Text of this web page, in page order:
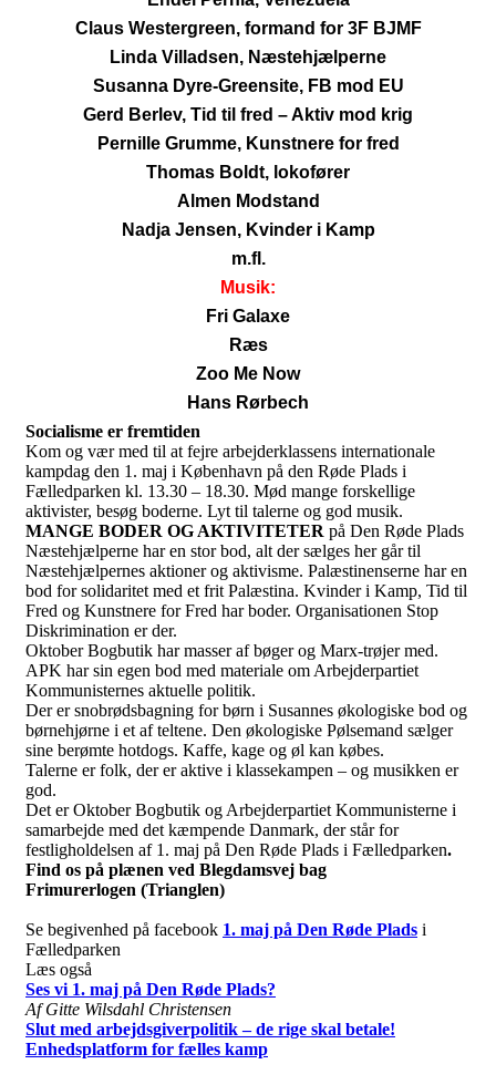
Claus Westergreen, formand for 3F BJMF
Linda Villadsen, Næstehjælperne
Susanna Dyre-Greensite, FB mod EU
Gerd Berlev, Tid til fred – Aktiv mod krig
Pernille Grumme, Kunstnere for fred
Thomas Boldt, lokofører
Almen Modstand
Nadja Jensen, Kvinder i Kamp
m.fl.
Musik:
Fri Galaxe
Ræs
Zoo Me Now
Hans Rørbech
Socialisme er fremtiden
Kom og vær med til at fejre arbejderklassens internationale
kampdag den 1. maj i København på den Røde Plads i
Fælledparken kl. 13.30 – 18.30. Mød mange forskellige
aktivister, besøg boderne. Lyt til talerne og god musik.
MANGE BODER OG AKTIVITETER på Den Røde Plads
Næstehjælperne har en stor bod, alt der sælges her går til
Næstehjælpernes aktioner og aktivisme. Palæstinenserne har en
bod for solidaritet med et frit Palæstina. Kvinder i Kamp, Tid til
Fred og Kunstnere for Fred har boder. Organisationen Stop
Diskrimination er der.
Oktober Bogbutik har masser af bøger og Marx-trøjer med.
APK har sin egen bod med materiale om Arbejderpartiet
Kommunisternes aktuelle politik.
Der er snobrødsbagning for børn i Susannes økologiske bod og
børnehjørne i et af teltene. Den økologiske Pølsemand sælger
sine berømte hotdogs. Kaffe, kage og øl kan købes.
Talerne er folk, der er aktive i klassekampen – og musikken er
god.
Det er Oktober Bogbutik og Arbejderpartiet Kommunisterne i
samarbejde med det kæmpende Danmark, der står for
festligholdelsen af 1. maj på Den Røde Plads i Fælledparken.
Find os på plænen ved Blegdamsvej bag
Frimurerlogen (Trianglen)
Se begivenhed på facebook 1. maj på Den Røde Plads i
Fælledparken
Læs også
Ses vi 1. maj på Den Røde Plads?
Af Gitte Wilsdahl Christensen
Slut med arbejdsgiverpolitik – de rige skal betale!
Enhedsplatform for fælles kamp